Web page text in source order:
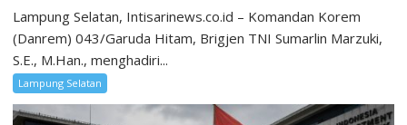
Lampung Selatan, Intisarinews.co.id – Komandan Korem
(Danrem) 043/Garuda Hitam, Brigjen TNI Sumarlin Marzuki,
S.E., M.Han., menghadiri...
Lampung Selatan